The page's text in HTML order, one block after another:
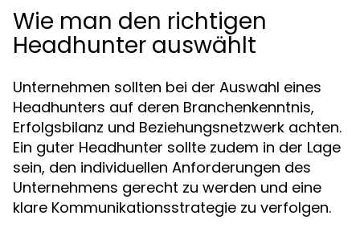
Wie man den richtigen
Headhunter auswählt
Unternehmen sollten bei der Auswahl eines
Headhunters auf deren Branchenkenntnis,
Erfolgsbilanz und Beziehungsnetzwerk achten.
Ein guter Headhunter sollte zudem in der Lage
sein, den individuellen Anforderungen des
Unternehmens gerecht zu werden und eine
klare Kommunikationsstrategie zu verfolgen.